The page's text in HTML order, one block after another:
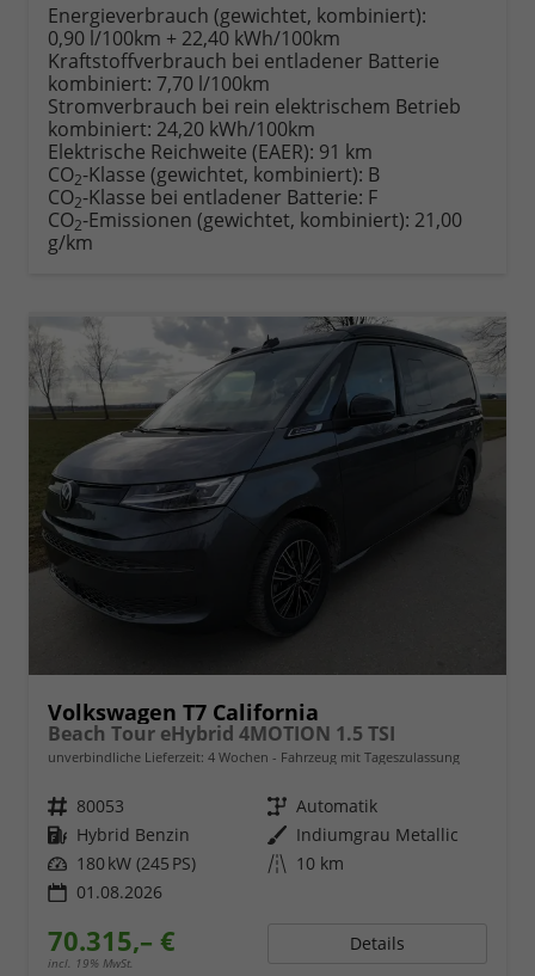
Energieverbrauch (gewichtet, kombiniert):
0,90 l/100km + 22,40 kWh/100km
Kraftstoffverbrauch bei entladener Batterie
kombiniert: 7,70 l/100km
Stromverbrauch bei rein elektrischem Betrieb
kombiniert: 24,20 kWh/100km
Elektrische Reichweite (EAER): 91 km
CO2-Klasse (gewichtet, kombiniert): B
CO2-Klasse bei entladener Batterie: F
CO2-Emissionen (gewichtet, kombiniert): 21,00
g/km
Volkswagen T7 California
Beach Tour eHybrid 4MOTION 1.5 TSI
unverbindliche Lieferzeit: 4 Wochen Fahrzeug mit Tageszulassung
Fahrzeugnr. 80053 Getriebe Automatik
Kraftstoff Hybrid Benzin Außenfarbe Indiumgrau Metallic
Leistung 180 kW (245 PS) Kilometerstand 10 km
01.08.2026
70.315,– €
incl. 19% MwSt.
Details